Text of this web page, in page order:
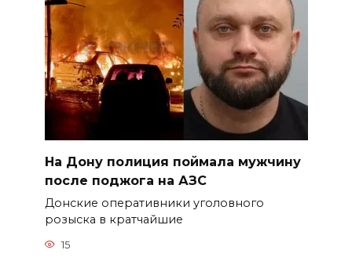
На Дону полиция поймала мужчину
после поджога на АЗС
Донские оперативники уголовного
розыска в кратчайшие
15